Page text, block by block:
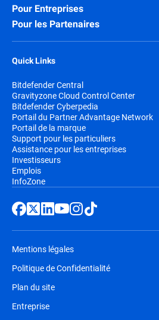
Pour Entreprises
Pour les Partenaires
Quick Links
Bitdefender Central
Gravityzone Cloud Control Center
Bitdefender Cyberpedia
Portail du Partner Advantage Network
Portail de la marque
Support pour les particuliers
Assistance pour les entreprises
Investisseurs
Emplois
InfoZone
Mentions légales
Politique de Confidentialité
Plan du site
Entreprise